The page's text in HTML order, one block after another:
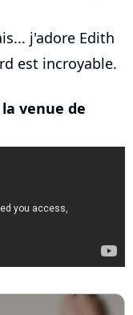
j'adore Edith
est incroyable.
venue de